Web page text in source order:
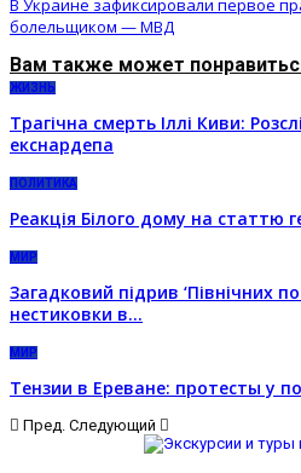
В Украине зафиксировали первое
болельщиком — МВД
Вам также может
ЖИЗНЬ
Трагічна смерть Іллі Киви:
екснардепа
ПОЛИТИКА
Реакція Білого дому на статтю
МИР
Загадковий підрив ‘Північних
нестиковки в…
МИР
Тензии в Ереване: протесты у
Пред. Следующий